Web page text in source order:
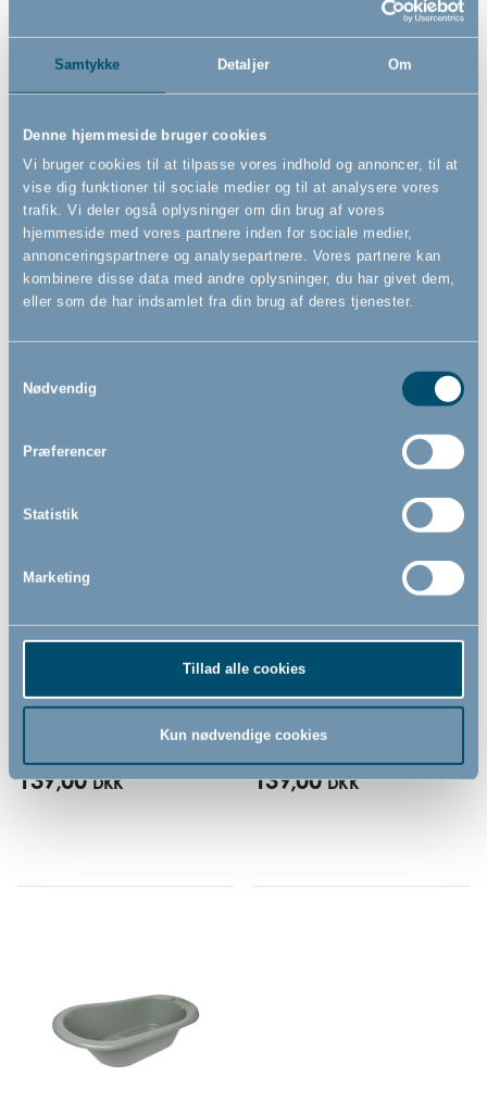
Samtykke Detaljer Om
Denne hjemmeside bruger cookies
Vi bruger cookies til at tilpasse vores indhold og annoncer, til at
vise dig funktioner til sociale medier og til at analysere vores
trafik. Vi deler også oplysninger om din brug af vores
hjemmeside med vores partnere inden for sociale medier,
annonceringspartnere og analysepartnere. Vores partnere kan
kombinere disse data med andre oplysninger, du har givet dem,
eller som de har indsamlet fra din brug af deres tjenester.
Nødvendig
Præferencer
Statistik
Marketing
Tillad alle cookies
Kun nødvendige cookies
Bébé-jou justerbart
toiletsæde, Breeze Green
229,00 DKK
Bébé-jou skammel, Breeze
Green
179,00 DKK
139,00 DKK
Breeze Green
139,00 DKK